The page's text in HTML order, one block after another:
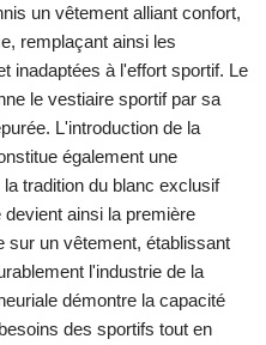
un vêtement alliant confort,
remplaçant ainsi les
inadaptées à l'effort sportif. Le
le vestiaire sportif par sa
L'introduction de la
également une
tradition du blanc exclusif
ainsi la première
sur un vêtement, établissant
l'industrie de la
démontre la capacité
des sportifs tout en